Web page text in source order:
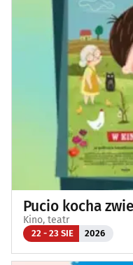
Pucio kocha
Kino, teatr
22 - 23 SIE 2026